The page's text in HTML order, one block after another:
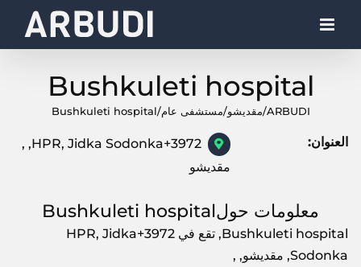
Bushkuleti hospital
ARBUDI
/مقديشو/مستشفى عام/
Bushkuleti hospital
العنوان:
3972+HPR, Jidka Sodonka, ,
مقديشو
معلومات حولBushkuleti hospital
Bushkuleti hospital, تقع في 3972+HPR, Jidka
Sodonka, مقديشو, ,